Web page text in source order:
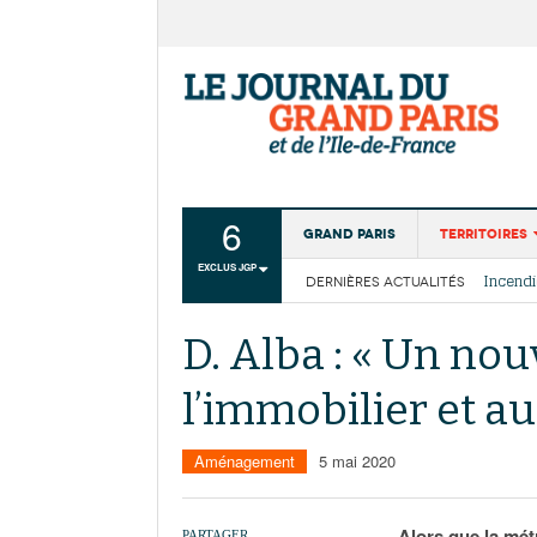
6
EXCLUS JGP
Grand Paris Territoires
Institutions
Services
DERNIÈRES ACTUALITÉS
La
D. Alba : « Un
l’immobilier et
Aménagement 5 mai 2020